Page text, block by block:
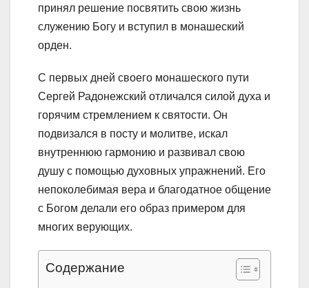
принял решение посвятить свою жизнь
служению Богу и вступил в монашеский
орден.
С первых дней своего монашеского пути
Сергей Радонежский отличался силой духа и
горячим стремлением к святости. Он
подвизался в посту и молитве, искал
внутреннюю гармонию и развивал свою
душу с помощью духовных упражнений. Его
непоколебимая вера и благодатное общение
с Богом делали его образ примером для
многих верующих.
Содержание